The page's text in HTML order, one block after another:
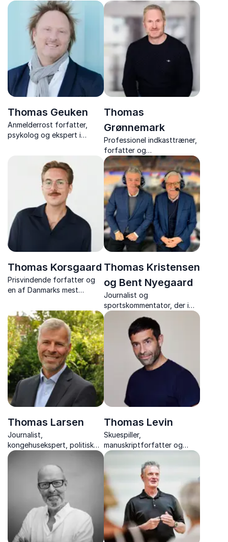
historier om karriere,
misbrug og personlig
udvikling med nærvær og
humor.
dokumentarredaktør, der
udforsker hvordan sindet
kan aktivere kroppens
naturlige helbredelse.
Thomas Geuken
Anmelderrost forfatter,
psykolog og ekspert i
fremtidsforskning,
psykologi og megatrends
med dyb faglighed og
anderledes indsigt på
fremtidens usikkerheder og
muligheder.
Thomas
Grønnemark
Professionel indkasttræner,
forfatter og
foredragsholder med +1.000
skræddersyede foredrag
om motivation,
arbejdsglæde, samarbejde
og modet til at tænke
anderledes.
Thomas Korsgaard
Prisvindende forfatter og
en af Danmarks mest
overbevisende litterære
talenter - om forfatterskab,
ophav og social arv.
Thomas Kristensen
og Bent Nyegaard
Journalist og
sportskommentator, der i
næsten to årtier satte ord
på dansk håndboldhistorie –
et inspirerende foredrag om
passion og venskab.
Thomas Larsen
Journalist,
kongehusekspert, politisk
kommentator og forfatter
Thomas Levin
Skuespiller,
manuskriptforfatter og
instruktør, der deler
erfaringer og giver praktiske
værktøjer til bedre
præsentation, kropssprog
og personlig
gennemslagskraft.